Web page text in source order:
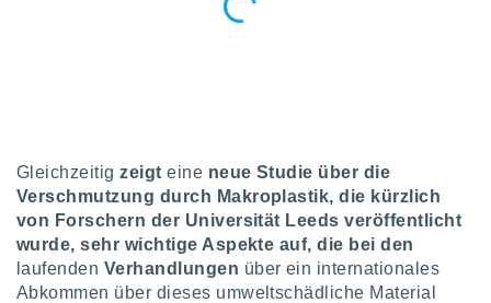
Gleichzeitig zeigt eine neue Studie über die
Verschmutzung durch Makroplastik, die kürzlich
von Forschern der Universität Leeds veröffentlicht
wurde, sehr wichtige Aspekte auf, die bei den
laufenden Verhandlungen über ein internationales
Abkommen über dieses umweltschädliche Material